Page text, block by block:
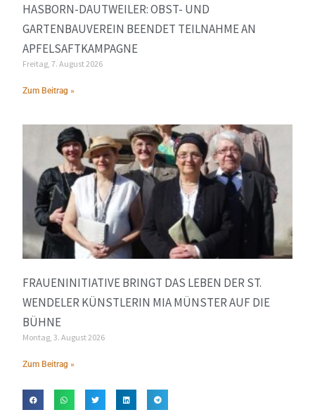
HASBORN-DAUTWEILER: OBST- UND
GARTENBAUVEREIN BEENDET TEILNAHME AN
APFELSAFTKAMPAGNE
Freitag, 7. August 2026
Zum Beitrag »
FRAUENINITIATIVE BRINGT DAS LEBEN DER ST.
WENDELER KÜNSTLERIN MIA MÜNSTER AUF DIE
BÜHNE
Montag, 3. August 2026
Zum Beitrag »